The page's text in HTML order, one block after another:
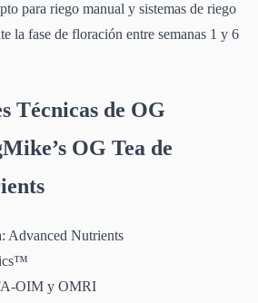
para riego manual y sistemas de riego
la fase de floración entre semanas 1 y 6
Técnicas de OG
OG Tea de
Advanced Nutrients
OIM y OMRI